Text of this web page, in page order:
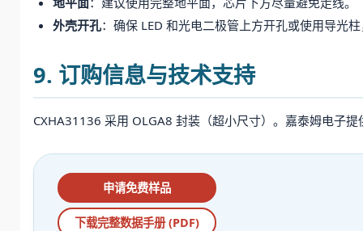
外壳开孔：确保 LED 和光电二极管上方开孔或使用导光
9. 订购信息与技术支持
CXHA31136 采用 OLGA8 封装（超小尺寸）。嘉泰姆电子
申请免费样品
下载完整数据手册 (PDF)